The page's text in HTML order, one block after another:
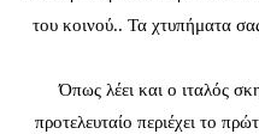
του κοινού.. Τα χτυπήματα
Όπως λέει και ο ιταλός
προτελευταίο περιέχει το